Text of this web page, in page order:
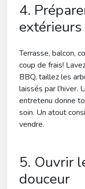
4.
extérieurs
Terrasse, balcon,
coup de frais!
BBQ, taillez les
laissés par l’hiver.
entretenu donne
soin. Un atout
vendre.
5. Ouvrir
douceur